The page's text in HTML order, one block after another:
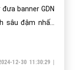
banner GDN
sâu đậm nhất,
12-30 11:30:29